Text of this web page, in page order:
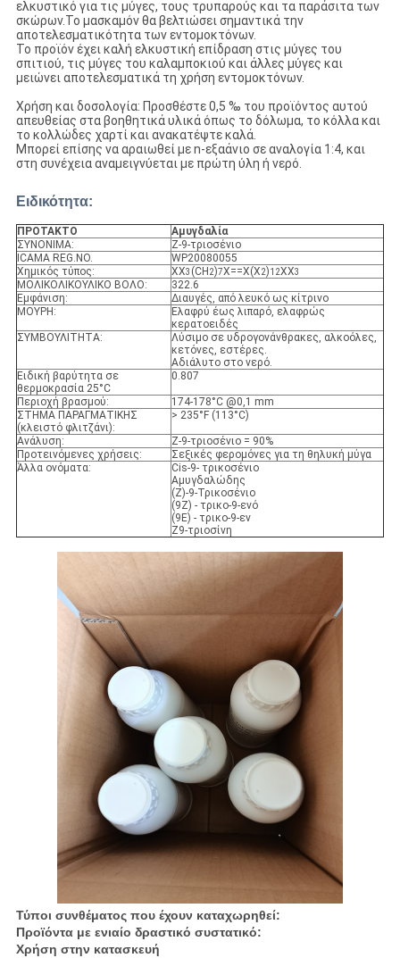
ελκυστικό για τις μύγες, τους τρυπαρούς και τα παράσιτα των
σκώρων.Το μασκαμόν θα βελτιώσει σημαντικά την
αποτελεσματικότητα των εντομοκτόνων.
Το προϊόν έχει καλή ελκυστική επίδραση στις μύγες του
σπιτιού, τις μύγες του καλαμποκιού και άλλες μύγες και
μειώνει αποτελεσματικά τη χρήση εντομοκτόνων.
Χρήση και δοσολογία: Προσθέστε 0,5 ‰ του προϊόντος αυτού
απευθείας στα βοηθητικά υλικά όπως το δόλωμα, το κόλλα και
το κολλώδες χαρτί και ανακατέψτε καλά.
Μπορεί επίσης να αραιωθεί με n-εξαάνιο σε αναλογία 1:4, και
στη συνέχεια αναμειγνύεται με πρώτη ύλη ή νερό.
Ειδικότητα:
ΠΡΟΤΑΚΤΟ
Αμυγδαλία
ΣΥΝΟΝΙΜΑ:
Ζ-9-τριοσένιο
ICAMA REG.NO.
WP20080055
Χημικός τύπος:
ΧΧ3 (CH 2)7Χ==Χ(Χ2)12ΧΧ3
ΜΟΛΙΚΟΛΙΚΟΥΛΙΚΟ ΒΟΛΟ:
322.6
Εμφάνιση:
Διαυγές, από λευκό ως κίτρινο
ΜΟΥΡΗ:
Ελαφρύ έως λιπαρό, ελαφρώς
κερατοειδές
ΣΥΜΒΟΥΛΙΤΗΤΑ:
Λύσιμο σε υδρογονάνθρακες, αλκοόλες,
κετόνες, εστέρες.
Αδιάλυτο στο νερό.
Ειδική βαρύτητα σε
θερμοκρασία 25°C
0.807
Περιοχή βρασμού:
174-178°C @0,1 mm
ΣΤΗΜΑ ΠΑΡΑΓΜΑΤΙΚΗΣ
(κλειστό φλιτζάνι):
> 235°F (113°C)
Ανάλυση:
Z-9-τριοσένιο = 90%
Προτεινόμενες χρήσεις:
Σεξικές φερομόνες για τη θηλυκή μύγα
Άλλα ονόματα:
Cis-9- τρικοσένιο
Αμυγδαλώδης
(Z)-9-Τρικοσένιο
(9Z) - τρικο-9-ενό
(9E) - τρικο-9-εν
Z9-τριοσίνη
Τύποι συνθέματος που έχουν καταχωρηθεί:
Προϊόντα με ενιαίο δραστικό συστατικό:
Χρήση στην κατασκευή